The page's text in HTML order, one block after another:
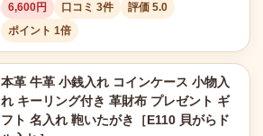
6,600円 口コミ 3件
評価 5.0
ポイント 1倍
本革 牛革 小銭入れ コインケース 小物入
れ キーリング付き 革財布 プレゼント ギ
フト 名入れ 鞄いたがき［E110 貝がらド